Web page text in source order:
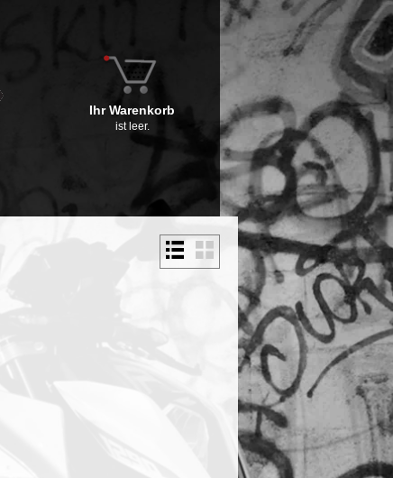
Ihr Warenkorb
ist leer.